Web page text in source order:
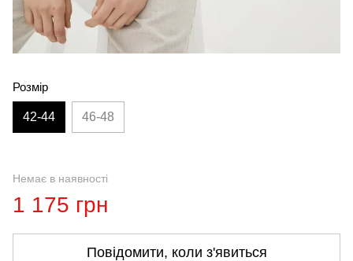
Розмір
42-44 46-48
Немає в наявності
1 175 грн
Повідомити, коли з'явиться